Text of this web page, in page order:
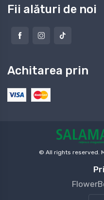
Fii alături de noi
Achitarea prin
© All rights reserved.